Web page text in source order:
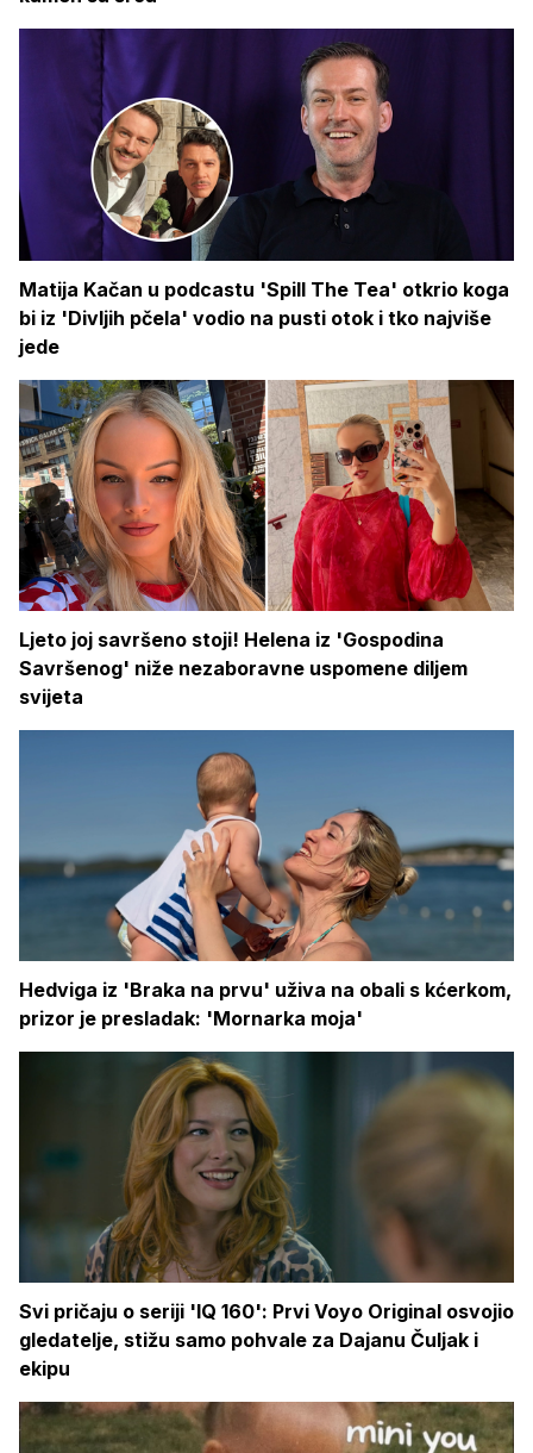
Matija Kačan u podcastu 'Spill The Tea' otkrio koga
bi iz 'Divljih pčela' vodio na pusti otok i tko najviše
jede
Ljeto joj savršeno stoji! Helena iz 'Gospodina
Savršenog' niže nezaboravne uspomene diljem
svijeta
Hedviga iz 'Braka na prvu' uživa na obali s kćerkom,
prizor je presladak: 'Mornarka moja'
Svi pričaju o seriji 'IQ 160': Prvi Voyo Original osvojio
gledatelje, stižu samo pohvale za Dajanu Čuljak i
ekipu